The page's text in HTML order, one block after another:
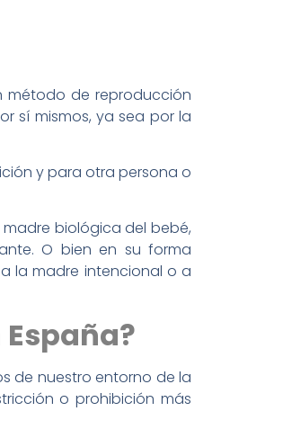
método de reproducción
sí mismos, ya sea por la
y para otra persona o
biológica del bebé,
O bien en su forma
la madre intencional o a
de nuestro entorno de la
o prohibición más